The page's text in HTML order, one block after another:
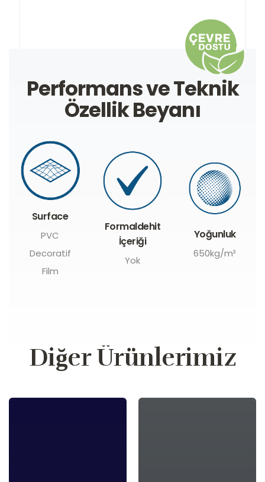
Performans ve Teknik
Özellik Beyanı
Surface
PVC
Decoratif
Film
Formaldehit
İçeriği
Yok
Yoğunluk
650kg/m³
Diğer Ürünlerimiz